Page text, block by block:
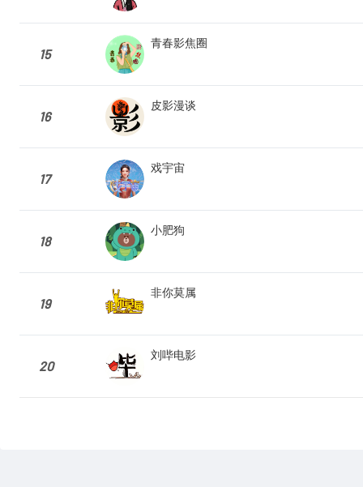
15
青春影焦圈
16
皮影漫谈
17
戏宇宙
18
小肥狗
19
非你莫属
20
刘哔电影